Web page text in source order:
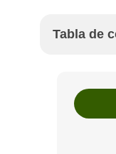
Tabla de
Cómo
Pedro
Por qué